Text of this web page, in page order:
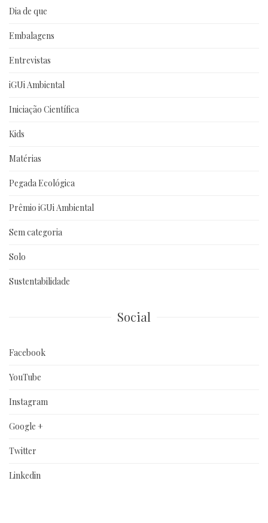
Dia de que
Embalagens
Entrevistas
iGUi Ambiental
Iniciação Científica
Kids
Matérias
Pegada Ecológica
Prêmio iGUi Ambiental
Sem categoria
Solo
Sustentabilidade
Social
Facebook
YouTube
Instagram
Google +
Twitter
Linkedin